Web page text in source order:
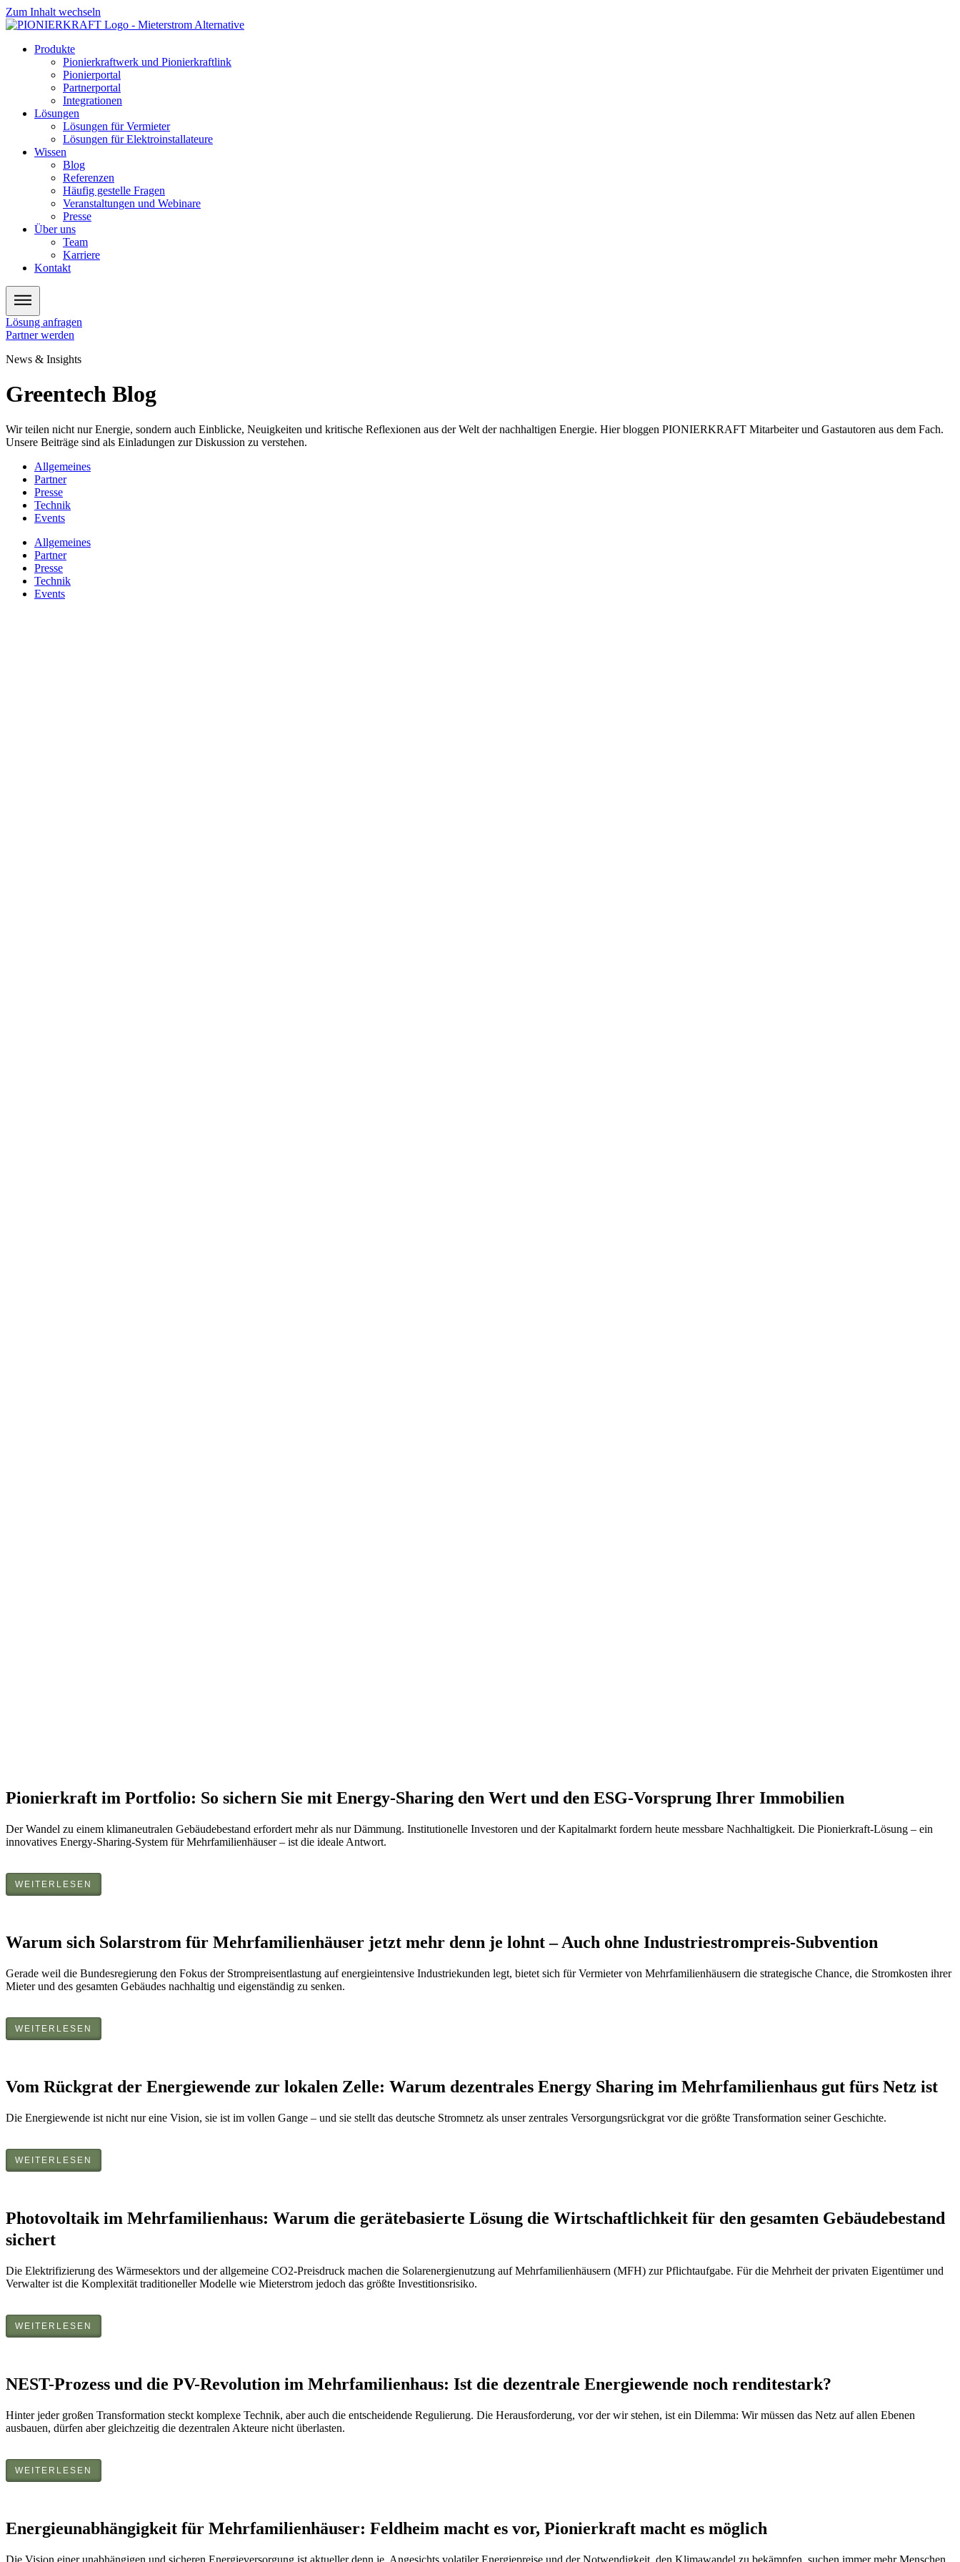
Zum Inhalt wechseln
Produkte
Pionierkraftwerk und Pionierkraftlink
Pionierportal
Partnerportal
Integrationen
Lösungen
Lösungen für Vermieter
Lösungen für Elektroinstallateure
Wissen
Blog
Referenzen
Häufig gestelle Fragen
Veranstaltungen und Webinare
Presse
Über uns
Team
Karriere
Kontakt
Lösung anfragen
Partner werden
News & Insights
Greentech Blog
Wir teilen nicht nur Energie, sondern auch Einblicke, Neuigkeiten und kritische Reflexionen aus der Welt der nachhaltigen Energie. Hier bloggen PIONIERKRAFT Mitarbeiter und Gastautoren aus dem Fach.
Unsere Beiträge sind als Einladungen zur Diskussion zu verstehen.
Allgemeines
Partner
Presse
Technik
Events
Allgemeines
Partner
Presse
Technik
Events
Pionierkraft im Portfolio: So sichern Sie mit Energy-Sharing den Wert und den ESG-Vorsprung Ihrer Immobilien
Der Wandel zu einem klimaneutralen Gebäudebestand erfordert mehr als nur Dämmung. Institutionelle Investoren und der Kapitalmarkt fordern heute messbare Nachhaltigkeit. Die Pionierkraft-Lösung – ein
innovatives Energy-Sharing-System für Mehrfamilienhäuser – ist die ideale Antwort.
WEITERLESEN
Warum sich Solarstrom für Mehrfamilienhäuser jetzt mehr denn je lohnt – Auch ohne Industriestrompreis-Subvention
Gerade weil die Bundesregierung den Fokus der Strompreisentlastung auf energieintensive Industriekunden legt, bietet sich für Vermieter von Mehrfamilienhäusern die strategische Chance, die Stromkosten ihrer
Mieter und des gesamten Gebäudes nachhaltig und eigenständig zu senken.
WEITERLESEN
Vom Rückgrat der Energiewende zur lokalen Zelle: Warum dezentrales Energy Sharing im Mehrfamilienhaus gut fürs Netz ist
Die Energiewende ist nicht nur eine Vision, sie ist im vollen Gange – und sie stellt das deutsche Stromnetz als unser zentrales Versorgungsrückgrat vor die größte Transformation seiner Geschichte.
WEITERLESEN
Photovoltaik im Mehrfamilienhaus: Warum die gerätebasierte Lösung die Wirtschaftlichkeit für den gesamten Gebäudebestand
sichert
Die Elektrifizierung des Wärmesektors und der allgemeine CO2-Preisdruck machen die Solarenergienutzung auf Mehrfamilienhäusern (MFH) zur Pflichtaufgabe. Für die Mehrheit der privaten Eigentümer und
Verwalter ist die Komplexität traditioneller Modelle wie Mieterstrom jedoch das größte Investitionsrisiko.
WEITERLESEN
NEST-Prozess und die PV-Revolution im Mehrfamilienhaus: Ist die dezentrale Energiewende noch renditestark?
Hinter jeder großen Transformation steckt komplexe Technik, aber auch die entscheidende Regulierung. Die Herausforderung, vor der wir stehen, ist ein Dilemma: Wir müssen das Netz auf allen Ebenen
ausbauen, dürfen aber gleichzeitig die dezentralen Akteure nicht überlasten.
WEITERLESEN
Energieunabhängigkeit für Mehrfamilienhäuser: Feldheim macht es vor, Pionierkraft macht es möglich
Die Vision einer unabhängigen und sicheren Energieversorgung ist aktueller denn je. Angesichts volatiler Energiepreise und der Notwendigkeit, den Klimawandel zu bekämpfen, suchen immer mehr Menschen